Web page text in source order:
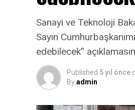
Sanayi ve Teknoloji
Sayın
edebilecek”
Published 5 yıl önce
Byadmin